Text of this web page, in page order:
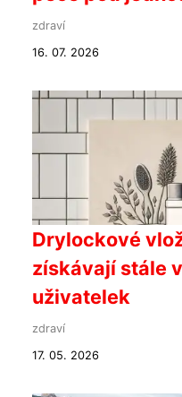
zdraví
16. 07. 2026
Drylockové
získávají stále
uživatelek
zdraví
17. 05. 2026